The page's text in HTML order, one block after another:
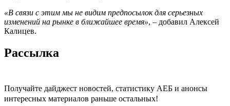
«В связи с этим мы не видим предпосылок для серьезных
изменений на рынке в ближайшее время», – добавил Алексей
Калицев.
Рассылка
Получайте дайджест новостей, статистику АЕБ и анонсы
интересных материалов раньше остальных!